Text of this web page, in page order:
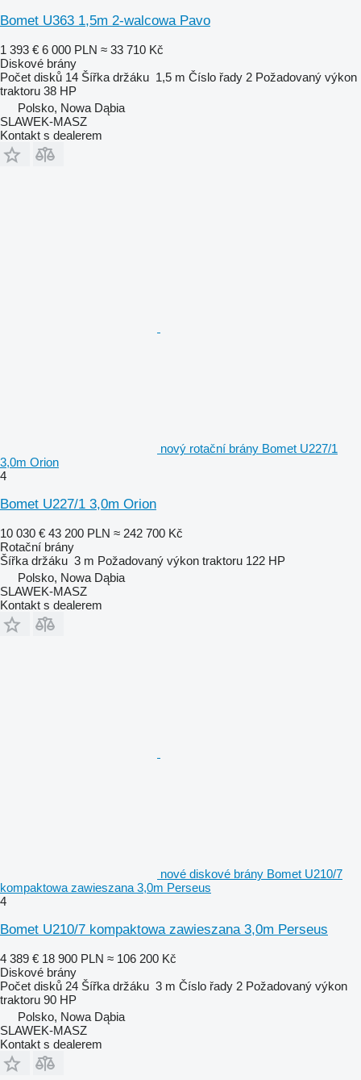
Bomet U363 1,5m 2-walcowa Pavo
1 393 € 6 000 PLN ≈ 33 710 Kč
Diskové brány
Počet disků 14 Šířka držáku 1,5 m Číslo řady 2 Požadovaný výkon
traktoru 38 HP
Polsko, Nowa Dąbia
SLAWEK-MASZ
Kontakt s dealerem
nový rotační brány Bomet U227/1
3,0m Orion
4
Bomet U227/1 3,0m Orion
10 030 € 43 200 PLN ≈ 242 700 Kč
Rotační brány
Šířka držáku 3 m Požadovaný výkon traktoru 122 HP
Polsko, Nowa Dąbia
SLAWEK-MASZ
Kontakt s dealerem
nové diskové brány Bomet U210/7
kompaktowa zawieszana 3,0m Perseus
4
Bomet U210/7 kompaktowa zawieszana 3,0m Perseus
4 389 € 18 900 PLN ≈ 106 200 Kč
Diskové brány
Počet disků 24 Šířka držáku 3 m Číslo řady 2 Požadovaný výkon
traktoru 90 HP
Polsko, Nowa Dąbia
SLAWEK-MASZ
Kontakt s dealerem